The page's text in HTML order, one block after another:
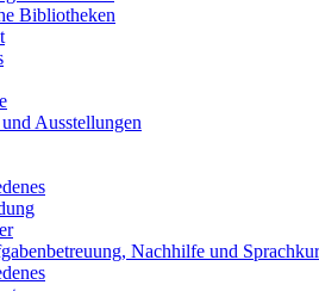
Bibliotheken
Ausstellungen
Nachhilfe und